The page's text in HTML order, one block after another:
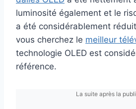
luminosité également et le
a été considérablement
vous cherchez le meilleur
technologie OLED est
référence.
La suite après la